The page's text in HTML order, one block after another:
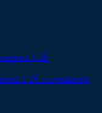
1-26 типоразмер